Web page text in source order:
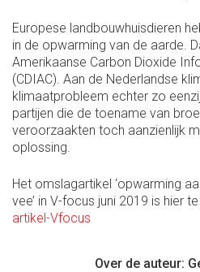
Europese landbouwhuisdieren
in de opwarming van de aarde.
Amerikaanse Carbon Dioxide
(CDIAC). Aan de Nederlandse
klimaatprobleem echter zo
partijen die de toename van
veroorzaakten toch aanzienlijk
oplossing.
Het omslagartikel ‘opwarming
vee’ in V-focus juni 2019 is hier
artikel-Vfocus
Over de auteur: